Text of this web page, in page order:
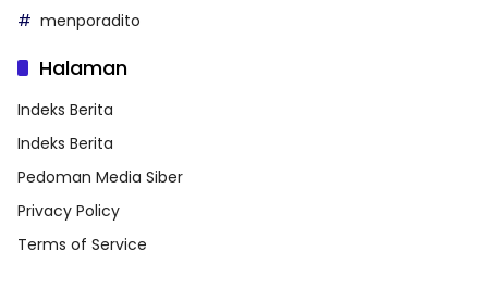
menporadito
Halaman
Indeks Berita
Indeks Berita
Pedoman Media Siber
Privacy Policy
Terms of Service